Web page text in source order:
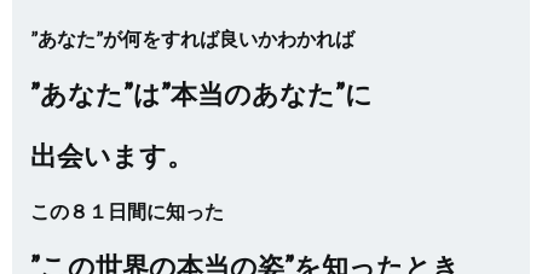
”あなた”が何をすれば良いかわかれば
”あなた”は”本当のあなた”に
出会います。
この８１日間に知った
”この世界の本当の姿”を知ったとき